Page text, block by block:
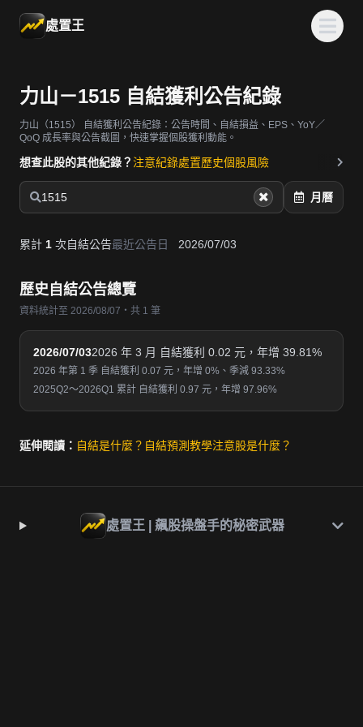
處置王
力山－1515 自結獲利公告紀錄
力山（1515）
自結獲利公告紀錄：公告時間、自結損益、EPS、YoY／
QoQ 成長率與公告截圖，快速掌握個股獲利動能。
想查此股的其他紀錄？ 注意紀錄處置歷史個股風險
1515 月曆
累計 1 次自結公告最近公告日 2026/07/03
歷史自結公告總覽
資料統計至 2026/08/07・共 1 筆
2026/07/032026 年 3 月 自結獲利 0.02 元，年增 39.81%
2026 年第 1 季 自結獲利 0.07 元，年增 0%、季減 93.33%
2025Q2～2026Q1 累計 自結獲利 0.97 元，年增 97.96%
延伸閱讀： 自結是什麼？ 自結預測教學注意股是什麼？
處置王 | 飆股操盤手的秘密武器